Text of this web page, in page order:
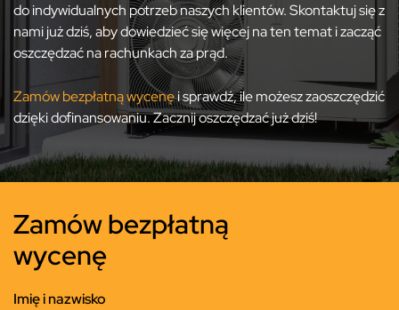
do indywidualnych potrzeb naszych klientów. Skontaktuj się z
nami już dziś, aby dowiedzieć się więcej na ten temat i zacząć
oszczędzać na rachunkach za prąd.
Zamów bezpłatną wycenęi sprawdź, ile możesz zaoszczędzić
dzięki dofinansowaniu. Zacznij oszczędzać już dziś!
Zamów bezpłatną
wycenę
Imię i nazwisko